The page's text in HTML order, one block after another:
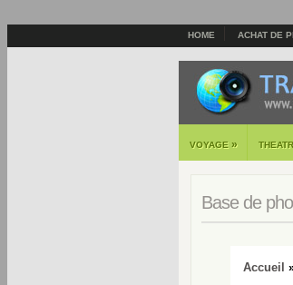
HOME ACHAT DE
VOYAGE »
Base de
Accueil